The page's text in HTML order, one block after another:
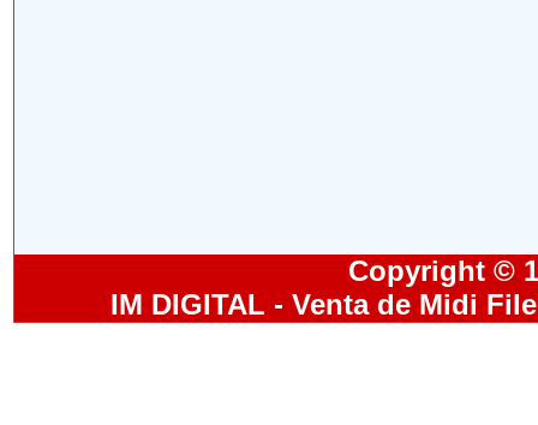
Copyright ©
IM DIGITAL - Venta de Midi